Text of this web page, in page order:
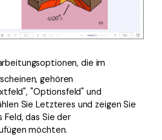
die im
gehören
"Optionsfeld" und
Sie Letzteres und zeigen Sie
das Sie der
möchten.